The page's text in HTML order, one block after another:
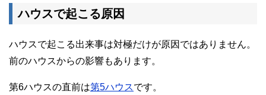
ハウスで起こる原因
ハウスで起こる出来事は対極だけが原因ではありません。
前のハウスからの影響もあります。
第6ハウスの直前は第5ハウスです。